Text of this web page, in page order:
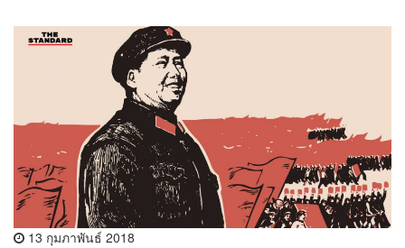
13 กุมภาพันธ์ 2018